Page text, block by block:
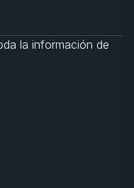
la información de